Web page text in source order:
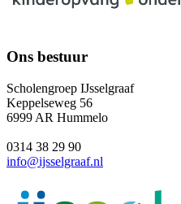
Ons bestuur
Scholengroep IJsselgraaf
Keppelseweg 56
6999 AR Hummelo
0314 38 29 90
info@ijsselgraaf.nl